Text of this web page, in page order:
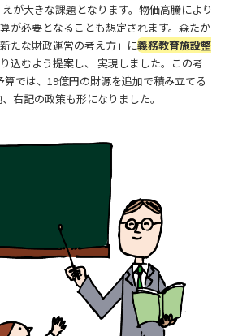
が大きな課題となります。物価高騰により
が必要となることも想定されます。森たか
たな財政運営の考え方」に義務教育施設整
込むよう提案し、 実現しました。この考
算では、19億円の財源を追加で積み立てる
右記の政策も形になりました。